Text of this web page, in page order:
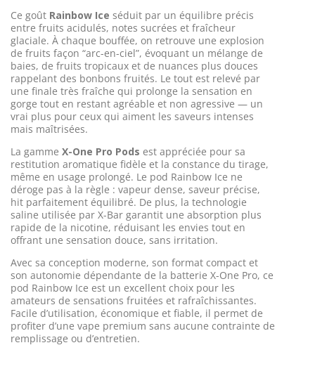
Ce goût Rainbow Ice séduit par un équilibre précis
entre fruits acidulés, notes sucrées et fraîcheur
glaciale. À chaque bouffée, on retrouve une explosion
de fruits façon “arc-en-ciel”, évoquant un mélange de
baies, de fruits tropicaux et de nuances plus douces
rappelant des bonbons fruités. Le tout est relevé par
une finale très fraîche qui prolonge la sensation en
gorge tout en restant agréable et non agressive — un
vrai plus pour ceux qui aiment les saveurs intenses
mais maîtrisées.
La gamme X-One Pro Pods est appréciée pour sa
restitution aromatique fidèle et la constance du tirage,
même en usage prolongé. Le pod Rainbow Ice ne
déroge pas à la règle : vapeur dense, saveur précise,
hit parfaitement équilibré. De plus, la technologie
saline utilisée par X-Bar garantit une absorption plus
rapide de la nicotine, réduisant les envies tout en
offrant une sensation douce, sans irritation.
Avec sa conception moderne, son format compact et
son autonomie dépendante de la batterie X-One Pro, ce
pod Rainbow Ice est un excellent choix pour les
amateurs de sensations fruitées et rafraîchissantes.
Facile d’utilisation, économique et fiable, il permet de
profiter d’une vape premium sans aucune contrainte de
remplissage ou d’entretien.